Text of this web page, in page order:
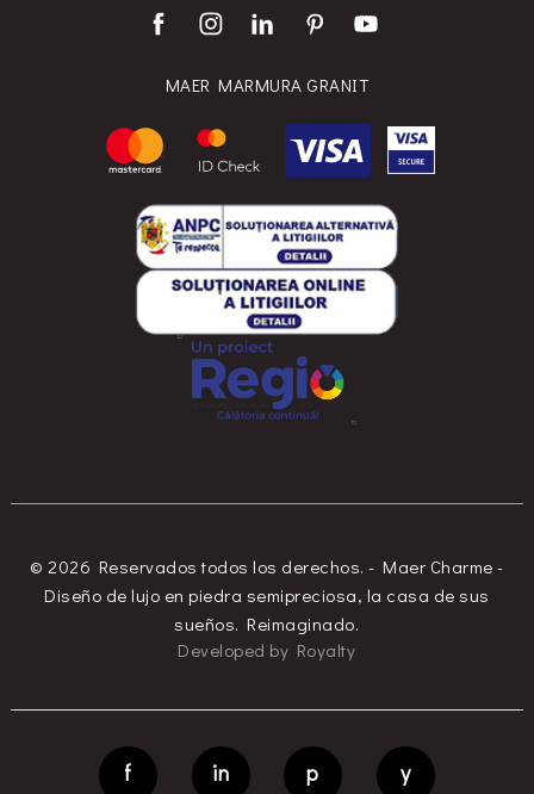
MAER MARMURA GRANIT
© 2026 Reservados todos los derechos. - Maer Charme -
Diseño de lujo en piedra semipreciosa, la casa de sus
sueños. Reimaginado.
Developed by Royalty
f in p y